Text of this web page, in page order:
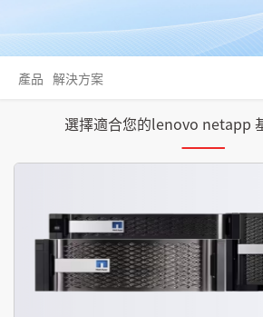
產品 解決方案
選擇適合您的lenovo netapp